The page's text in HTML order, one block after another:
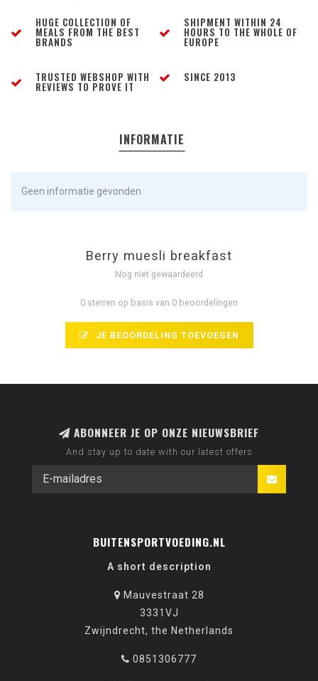
HUGE COLLECTION OF
MEALS FROM THE BEST
BRANDS
SHIPMENT WITHIN 24
HOURS TO THE WHOLE OF
EUROPE
TRUSTED WEBSHOP WITH
REVIEWS TO PROVE IT
SINCE 2013
INFORMATIE
Geen informatie gevonden
Berry muesli breakfast
Nog niet gewaardeerd
0 sterren op basis van 0 beoordelingen
JE BEOORDELING TOEVOEGEN
ABONNEER JE OP ONZE NIEUWSBRIEF
And stay up to date with our latest offers
BUITENSPORTVOEDING.NL
A short description
Mauvestraat 28
3331VJ
Zwijndrecht, the Netherlands
0851306777